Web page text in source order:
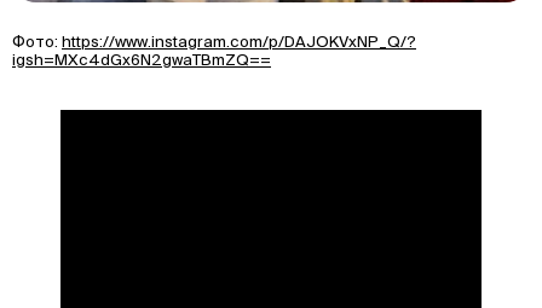
Фото: https://www.instagram.com/p/DAJOKVxNP_Q/?
igsh=MXc4dGx6N2gwaTBmZQ==